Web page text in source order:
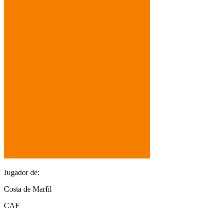
Jugador de:
Costa de Marfil
CAF